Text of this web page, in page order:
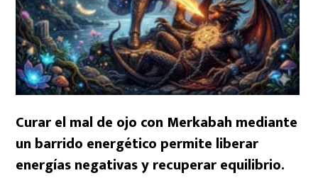
Curar el mal de ojo con Merkabah mediante
un barrido energético permite liberar
energías negativas y recuperar equilibrio.